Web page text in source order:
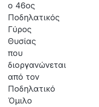
ο 46ος
Ποδηλατικός
Γύρος
Θυσίας
που
διοργανώνεται
από τον
Ποδηλατικό
Όμιλο